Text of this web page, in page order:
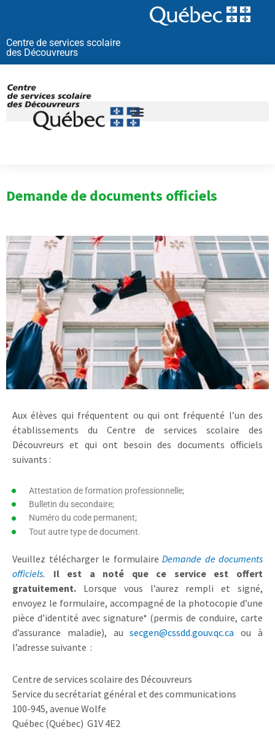
Centre de services scolaire
des Découvreurs
Demande de documents officiels
Aux élèves qui fréquentent ou qui ont fréquenté l’un des
établissements du Centre de services scolaire des
Découvreurs et qui ont besoin des documents officiels
suivants :
Attestation de formation professionnelle;
Bulletin du secondaire;
Numéro du code permanent;
Tout autre type de document.
Veuillez télécharger le formulaire Demande de documents
officiels. Il est a noté que ce service est offert
gratuitement. Lorsque vous l’aurez rempli et signé,
envoyez le formulaire, accompagné de la photocopie d’une
pièce d’identité avec signature* (permis de conduire, carte
d’assurance maladie), ausecgen@cssdd.gouv.qc.ca ou à
l’adresse suivante :
Centre de services scolaire des Découvreurs
Service du secrétariat général et des communications
100-945, avenue Wolfe
Québec (Québec) G1V 4E2